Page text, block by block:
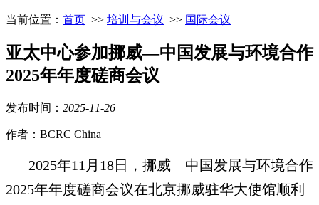
当前位置： 首页 >> 培训与会议 >> 国际会议
亚太中心参加挪威—中国发展与环境合作
2025年年度磋商会议
发布时间： 2025-11-26
作者：BCRC China
2025年11月18日，挪威—中国发展与环境合作
2025年年度磋商会议在北京挪威驻华大使馆顺利